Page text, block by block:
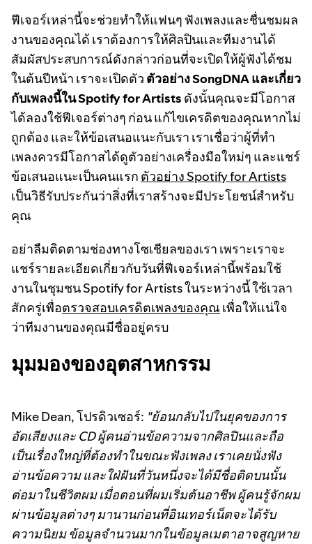
ฟีเจอร์เหล่านี้จะช่วยทำให้แฟนๆ ฟังเพลงและชื่นชมผล
งานของคุณได้ เราต้องการให้ศิลปินและทีมงานได้
สัมผัสประสบการณ์ดังกล่าวก่อนที่จะเปิดให้ผู้ฟังได้ชม
ในต้นปีหน้า เราจะเปิดตัว ตัวอย่าง SongDNA และเกี่ยว
กับเพลงนี้ใน Spotify for Artists ดังนั้นคุณจะมีโอกาส
ได้ลองใช้ฟีเจอร์ต่างๆ ก่อน แก้ไขเครดิตของคุณหากไม่
ถูกต้อง และให้ข้อเสนอแนะกับเรา เราเชื่อว่าผู้ที่ทำ
เพลงควรมีโอกาสได้ดูตัวอย่างเครื่องมือใหม่ๆ และแชร์
ข้อเสนอแนะเป็นคนแรก ตัวอย่าง Spotify for Artists
เป็นวิธีรับประกันว่าสิ่งที่เราสร้างจะมีประโยชน์สำหรับ
คุณ
อย่าลืมติดตามช่องทางโซเชียลของเรา เพราะเราจะ
แชร์รายละเอียดเกี่ยวกับวันที่ฟีเจอร์เหล่านี้พร้อมใช้
งานในชุมชน Spotify for Artists ในระหว่างนี้ ใช้เวลา
สักครู่เพื่อตรวจสอบเครดิตเพลงของคุณ เพื่อให้แน่ใจ
ว่าทีมงานของคุณมีชื่ออยู่ครบ
มุมมองของอุตสาหกรรม
Mike Dean, โปรดิวเซอร์: "ย้อนกลับไปในยุคของการ
อัดเสียงและ CD ผู้คนอ่านข้อความจากศิลปินและถือ
เป็นเรื่องใหญ่ที่ต้องทำในขณะฟังเพลง เราเคยนั่งฟัง
อ่านข้อความ และใฝ่ฝันที่วันหนึ่งจะได้มีชื่อติดบนนั้น
ต่อมาในชีวิตผม เมื่อตอนที่ผมเริ่มต้นอาชีพ ผู้คนรู้จักผม
ผ่านข้อมูลต่างๆ มานานก่อนที่อินเทอร์เน็ตจะได้รับ
ความนิยม ข้อมูลจำนวนมากในข้อมูลเมตาอาจสูญหาย